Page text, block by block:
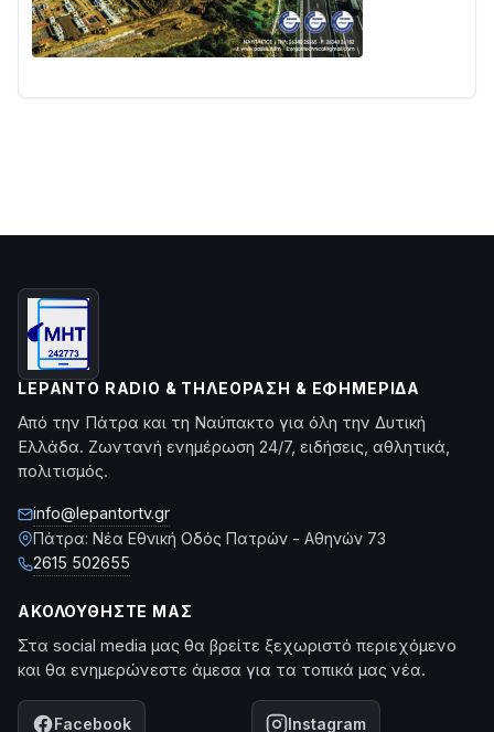
LEPANTO RADIO & ΤΗΛΕΌΡΑΣΗ & ΕΦΗΜΕΡΊΔΑ
Από την Πάτρα και τη Ναύπακτο για όλη την Δυτική
Ελλάδα. Ζωντανή ενημέρωση 24/7, ειδήσεις, αθλητικά,
πολιτισμός.
info@lepantortv.gr
Πάτρα: Νέα Εθνική Οδός Πατρών - Αθηνών 73
2615 502655
ΑΚΟΛΟΥΘΉΣΤΕ ΜΑΣ
Στα social media μας θα βρείτε ξεχωριστό περιεχόμενο
και θα ενημερώνεστε άμεσα για τα τοπικά μας νέα.
Facebook Instagram